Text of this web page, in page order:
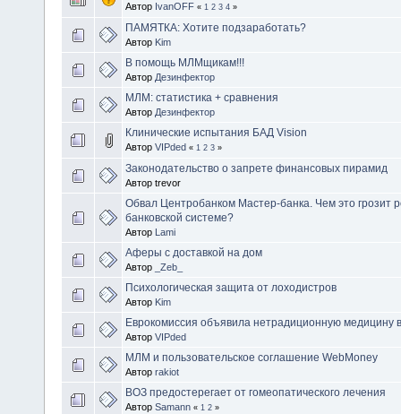
Автор IvanOFF « 1 2 3 4 »
ПАМЯТКА: Хотите подзаработать?
Автор Kim
В помощь МЛМщикам!!!
Автор Дезинфектор
МЛМ: статистика + сравнения
Автор Дезинфектор
Клинические испытания БАД Vision
Автор VIPded « 1 2 3 »
Законодательство о запрете финансовых пирамид
Автор trevor
Обвал Центробанком Мастер-банка. Чем это грозит
банковской системе?
Автор Lami
Аферы с доставкой на дом
Автор _Zeb_
Психологическая защита от лоходистров
Автор Kim
Еврокомиссия объявила нетрадиционную медицину
Автор VIPded
МЛМ и пользовательское соглашение WebMoney
Автор rakiot
ВОЗ предостерегает от гомеопатического лечения
Автор Samann « 1 2 »